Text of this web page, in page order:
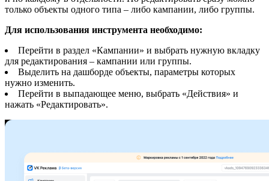
только объекты одного типа – либо кампании, либо группы.
Для использования инструмента необходимо:
Перейти в раздел «Кампании» и выбрать нужную вкладку
для редактирования – кампании или группы.
Выделить на дашборде объекты, параметры которых
нужно изменить.
Перейти в выпадающее меню, выбрать «Действия» и
нажать «Редактировать».